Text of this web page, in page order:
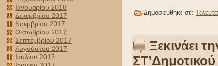
Ιανουαρίου 2018
Δεκεμβρίου 2017
Νοεμβρίου 2017
Οκτωβρίου 2017
Σεπτεμβρίου 2017
Αυγούστου 2017
Ιουλίου 2017
Δημοσιεύθηκε σε:
Ξεκινάει